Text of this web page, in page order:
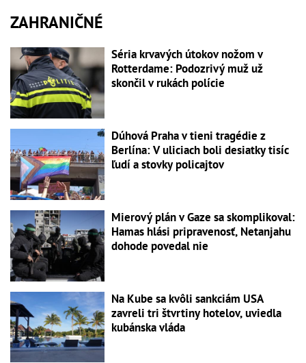
ZAHRANIČNÉ
Séria krvavých útokov nožom v
Rotterdame: Podozrivý muž už
skončil v rukách polície
Dúhová Praha v tieni tragédie z
Berlína: V uliciach boli desiatky tisíc
ľudí a stovky policajtov
Mierový plán v Gaze sa skomplikoval:
Hamas hlási pripravenosť, Netanjahu
dohode povedal nie
Na Kube sa kvôli sankciám USA
zavreli tri štvrtiny hotelov, uviedla
kubánska vláda